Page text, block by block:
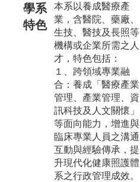
學系
特色
本系以養成醫療產
業，含醫院、藥廠、
生技、醫技及長照等
機構或企業所需之人
才，特色包括：
１、跨領域專業融
合：養成「醫療產業
管理、產業管理、資
訊科技及人文關懷」
等面向能力，增進與
臨床專業人員之溝通
互動與經驗傳承，提
升現代化健康照護體
系之行政管理成效。